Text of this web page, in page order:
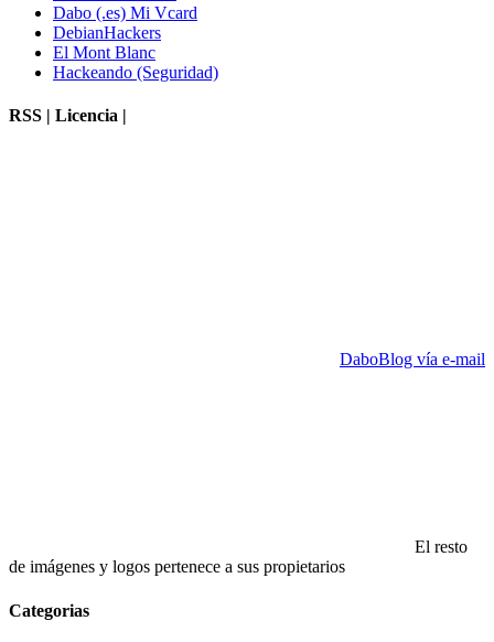
Dabo (.es) Mi Vcard
DebianHackers
El Mont Blanc
Hackeando (Seguridad)
RSS | Licencia |
DaboBlog vía e-mail
El resto
de imágenes y logos pertenece a sus propietarios
Categorias